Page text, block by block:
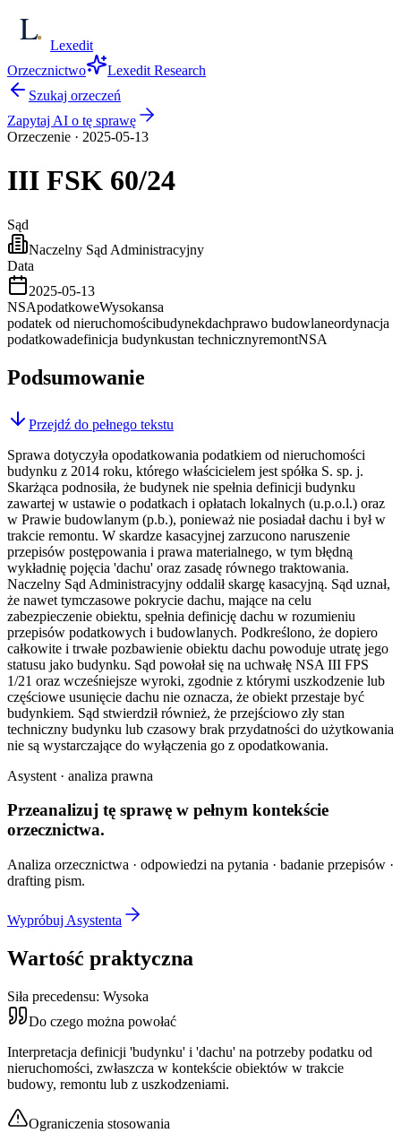
Lexedit
Orzecznictwo
Lexedit Research
Szukaj orzeczeń
Zapytaj AI o tę sprawę
Orzeczenie · 2025-05-13
III FSK 60/24
Sąd
Naczelny Sąd Administracyjny
Data
2025-05-13
NSApodatkoweWysokansa
podatek od nieruchomościbudynekdachprawo budowlaneordynacja
podatkowadefinicja budynkustan technicznyremontNSA
Podsumowanie
Przejdź do pełnego tekstu
Sprawa dotyczyła opodatkowania podatkiem od nieruchomości
budynku z 2014 roku, którego właścicielem jest spółka S. sp. j.
Skarżąca podnosiła, że budynek nie spełnia definicji budynku
zawartej w ustawie o podatkach i opłatach lokalnych (u.p.o.l.) oraz
w Prawie budowlanym (p.b.), ponieważ nie posiadał dachu i był w
trakcie remontu. W skardze kasacyjnej zarzucono naruszenie
przepisów postępowania i prawa materialnego, w tym błędną
wykładnię pojęcia 'dachu' oraz zasadę równego traktowania.
Naczelny Sąd Administracyjny oddalił skargę kasacyjną. Sąd uznał,
że nawet tymczasowe pokrycie dachu, mające na celu
zabezpieczenie obiektu, spełnia definicję dachu w rozumieniu
przepisów podatkowych i budowlanych. Podkreślono, że dopiero
całkowite i trwałe pozbawienie obiektu dachu powoduje utratę jego
statusu jako budynku. Sąd powołał się na uchwałę NSA III FPS
1/21 oraz wcześniejsze wyroki, zgodnie z którymi uszkodzenie lub
częściowe usunięcie dachu nie oznacza, że obiekt przestaje być
budynkiem. Sąd stwierdził również, że przejściowo zły stan
techniczny budynku lub czasowy brak przydatności do użytkowania
nie są wystarczające do wyłączenia go z opodatkowania.
Asystent · analiza prawna
Przeanalizuj tę sprawę w pełnym kontekście
orzecznictwa.
Analiza orzecznictwa · odpowiedzi na pytania · badanie przepisów ·
drafting pism.
Wypróbuj Asystenta
Wartość praktyczna
Siła precedensu: Wysoka
Do czego można powołać
Interpretacja definicji 'budynku' i 'dachu' na potrzeby podatku od
nieruchomości, zwłaszcza w kontekście obiektów w trakcie
budowy, remontu lub z uszkodzeniami.
Ograniczenia stosowania